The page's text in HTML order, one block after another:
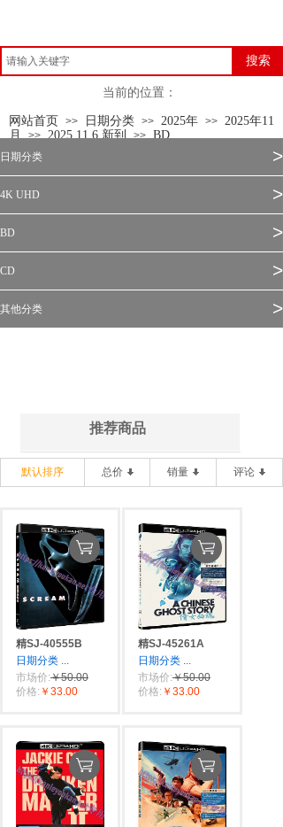
搜索
当前的位置：
网站首页 >> 日期分类 >> 2025年 >> 2025年11
月 >> 2025.11.6 新到 >> BD
日期分类 >
4K UHD >
BD >
CD >
其他分类 >
推荐商品
默认排序 总价 销量 评论
精SJ-40555B
日期分类 ...
市场价:￥50.00
价格: ￥33.00
精SJ-45261A
日期分类 ...
市场价:￥50.00
价格: ￥33.00